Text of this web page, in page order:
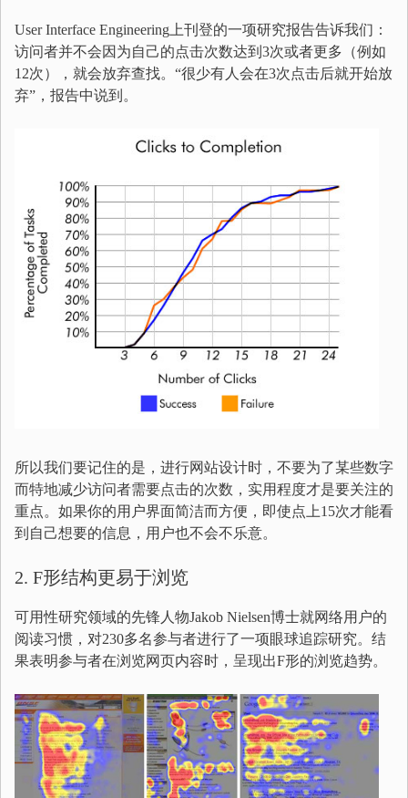
User Interface Engineering上刊登的一项研究报告告诉我们：
访问者并不会因为自己的点击次数达到3次或者更多（例如
12次），就会放弃查找。“很少有人会在3次点击后就开始放
弃”，报告中说到。
所以我们要记住的是，进行网站设计时，不要为了某些数字
而特地减少访问者需要点击的次数，实用程度才是要关注的
重点。如果你的用户界面简洁而方便，即使点上15次才能看
到自己想要的信息，用户也不会不乐意。
2. F形结构更易于浏览
可用性研究领域的先锋人物Jakob Nielsen博士就网络用户的
阅读习惯，对230多名参与者进行了一项眼球追踪研究。结
果表明参与者在浏览网页内容时，呈现出F形的浏览趋势。